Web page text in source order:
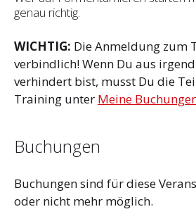
genau richtig.
WICHTIG: Die Anmeldung zum
verbindlich! Wenn Du aus
verhindert bist, musst Du die
Training unter Meine
Buchungen
Buchungen sind für diese
oder nicht mehr möglich.